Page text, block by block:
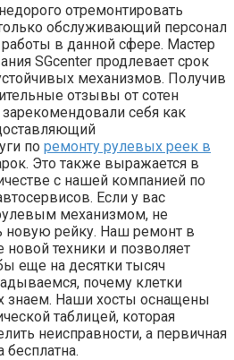
отремонтировать
обслуживающий персонал
в данной сфере. Мастер
SGcenter продлевает срок
механизмов. Получив
отзывы от сотен
себя как
по ремонту рулевых реек в
Это также выражается в
с нашей компанией по
Если у вас
механизмом, не
новую рейку. Наш ремонт в
техники и позволяет
еще на десятки тысяч
почему клетки
знаем. Наши хосты оснащены
таблицей, которая
неисправности, а первичная
бесплатна.